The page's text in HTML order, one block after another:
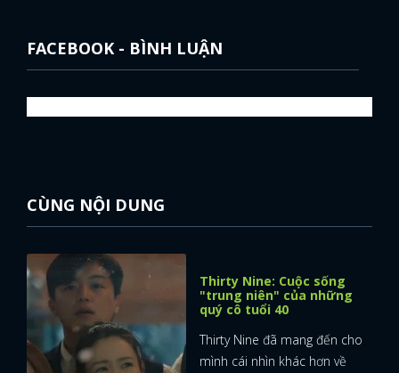
FACEBOOK - BÌNH LUẬN
CÙNG NỘI DUNG
Thirty Nine: Cuộc sống
"trung niên" của những
quý cô tuổi 40
Thirty Nine đã mang đến cho
mình cái nhìn khác hơn về